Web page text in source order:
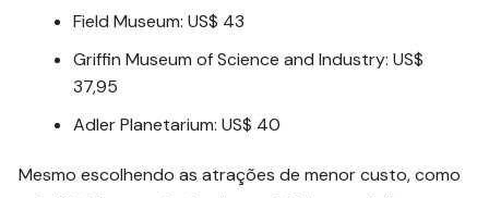
Field Museum: US$ 43
Griffin Museum of Science and Industry: US$
37,95
Adler Planetarium: US$ 40
Mesmo escolhendo as atrações de menor custo, como